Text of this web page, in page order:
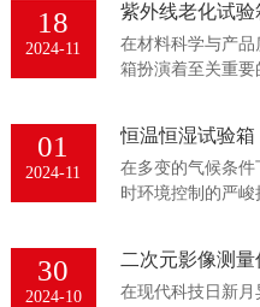
18
2024-11
紫外线老化试
在材料科学与产
箱扮演着至关重
01
2024-11
恒温恒湿试验
在多变的气候条
时环境控制的严
30
2024-10
二次元影像测量
在现代科技日新